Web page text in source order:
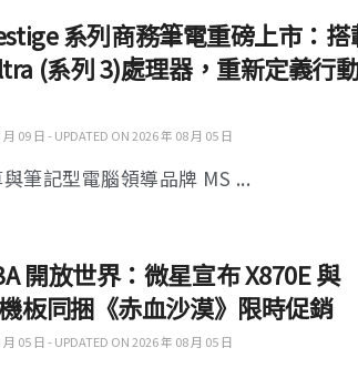
系列商務筆電重磅上市：搭
(系列 3)處理器，重新定義行
09 日 - UPDATED ON 2026 年 08 月 05 日
筆記型電腦領導品牌 MS ...
開放世界：微星宣布 X870E 與
板同捆《赤血沙漠》限時促銷
05 日 - UPDATED ON 2026 年 08 月 05 日